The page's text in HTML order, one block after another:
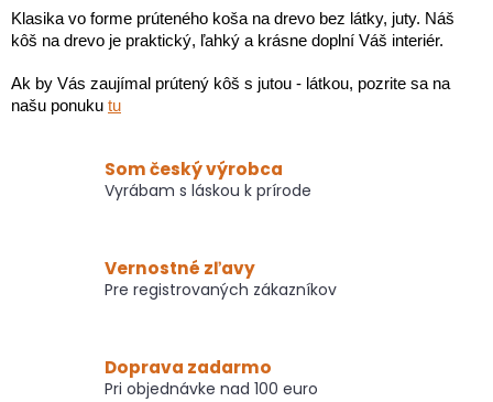
l
á
a
c
p
r
v
v
ý
u
Klasika vo forme prúteného koša na drevo bez látky, juty. Náš
kôš na drevo je praktický, ľahký a krásne doplní Váš interiér.
Ak by Vás zaujímal prútený kôš s jutou - látkou, pozrite sa na
našu ponuku tu
Som český výrobca
Vyrábam s láskou k prírode
Vernostné zľavy
Pre registrovaných zákazníkov
Doprava zadarmo
Pri objednávke nad 100 euro